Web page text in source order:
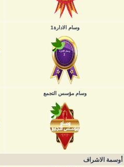
وسام الادارة1
وسام مؤسس التجمع
أوسمة الاشراف